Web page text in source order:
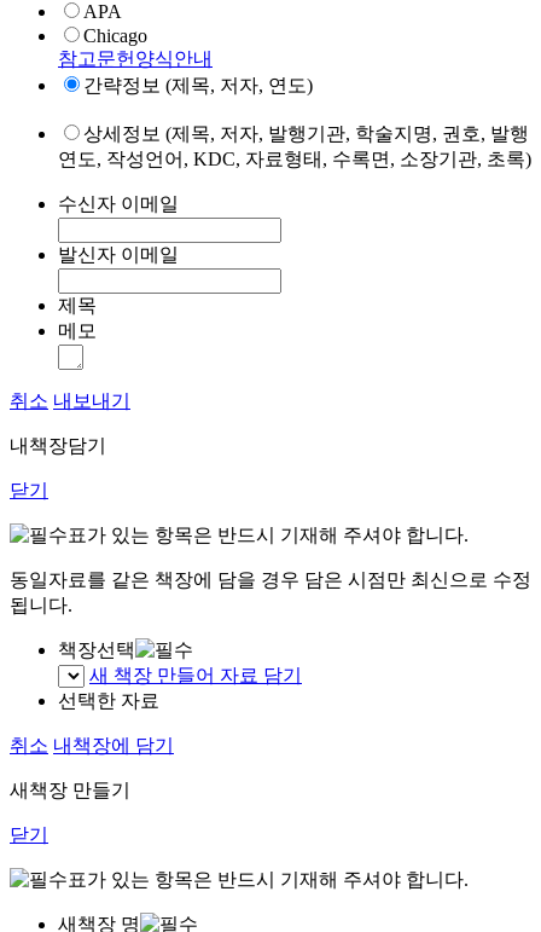
APA
Chicago
참고문헌양식안내
간략정보 (제목, 저자, 연도)
상세정보 (제목, 저자, 발행기관, 학술지명, 권호, 발행
연도, 작성언어, KDC, 자료형태, 수록면, 소장기관, 초록)
수신자 이메일
발신자 이메일
제목
메모
취소 내보내기
내책장담기
닫기
표가 있는 항목은 반드시 기재해 주셔야 합니다.
동일자료를 같은 책장에 담을 경우 담은 시점만 최신으로 수정
됩니다.
책장선택
새 책장 만들어 자료 담기
선택한 자료
취소 내책장에 담기
새책장 만들기
닫기
표가 있는 항목은 반드시 기재해 주셔야 합니다.
새책장 명